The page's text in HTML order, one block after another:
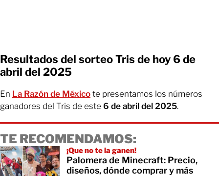
Resultados del sorteo Tris de hoy 6 de
abril del 2025
En La Razón de México te presentamos los números
ganadores del Tris de este 6 de abril del 2025.
TE RECOMENDAMOS:
¡Que no te la ganen!
Palomera de Minecraft: Precio,
diseños, dónde comprar y más